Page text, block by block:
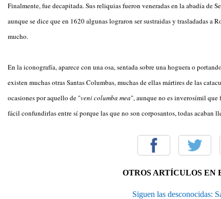
Finalmente, fue decapitada. Sus reliquias fueron veneradas en la abadía de
aunque se dice que en 1620 algunas lograron ser sustraidas y trasladadas a
mucho.
En la iconografía, aparece con una osa, sentada sobre una hoguera o
existen muchas otras Santas Columbas, muchas de ellas mártires de las
ocasiones por aquello de "veni columba mea", aunque no es inverosímil que
fácil confundirlas entre sí porque las que no son corposantos, todas acaban
OTROS ARTÍCULOS EN
Siguen las desconocidas: